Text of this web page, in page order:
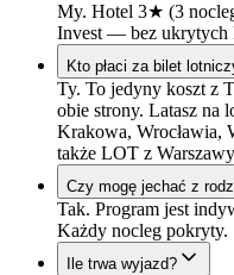
My. Hotel 3★ (3
Invest — bez ukrytych
Kto płaci za bilet
Ty. To jedyny koszt z
obie strony. Latasz
Krakowa, Wrocławia,
także LOT z
Czy mogę jechać z
Tak. Program jest
Każdy nocleg pokryty.
Ile trwa wyjazd?